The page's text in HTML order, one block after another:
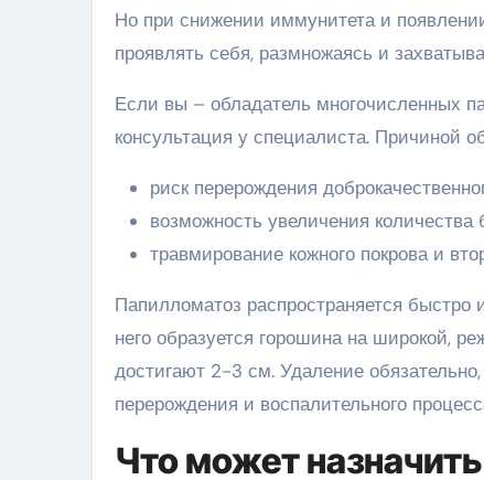
Но при снижении иммунитета и
проявлять себя, размножаясь и
Если вы – обладатель многочисленных
консультация у специалиста. Причиной
риск перерождения
возможность увеличения количества
травмирование кожного покрова и
Папилломатоз распространяется быстро
него образуется горошина на широкой,
достигают 2-3 см. Удаление
перерождения и воспалительного
Что может